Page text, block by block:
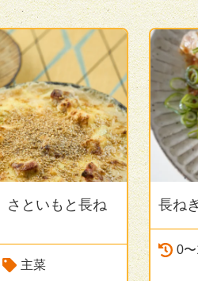
さといもと長ね
主菜
長ね
0